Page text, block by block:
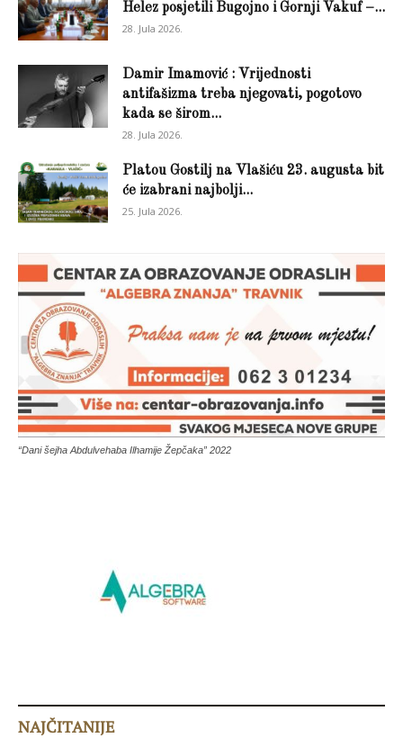
Helez posjetili Bugojno i Gornji Vakuf –...
28. Jula 2026.
Damir Imamović : Vrijednosti
antifašizma treba njegovati, pogotovo
kada se širom...
28. Jula 2026.
Platou Gostilj na Vlašiću 23. augusta bit
će izabrani najbolji...
25. Jula 2026.
“Dani šejha Abdulvehaba Ilhamije Žepčaka” 2022
NAJČITANIJE